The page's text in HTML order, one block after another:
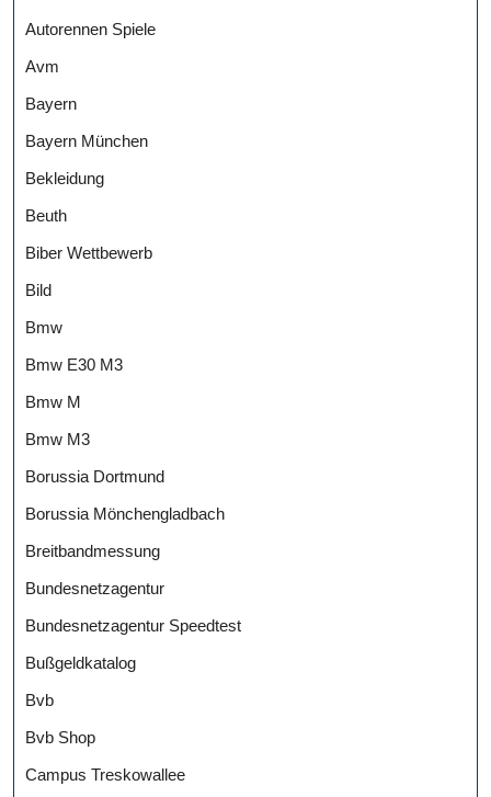
Autorennen Spiele
Avm
Bayern
Bayern München
Bekleidung
Beuth
Biber Wettbewerb
Bild
Bmw
Bmw E30 M3
Bmw M
Bmw M3
Borussia Dortmund
Borussia Mönchengladbach
Breitbandmessung
Bundesnetzagentur
Bundesnetzagentur Speedtest
Bußgeldkatalog
Bvb
Bvb Shop
Campus Treskowallee